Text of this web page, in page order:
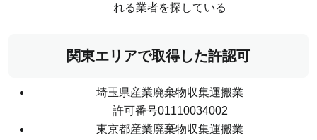
れる業者を探している
関東エリアで取得した許認可
埼玉県産業廃棄物収集運搬業
許可番号01110034002
東京都産業廃棄物収集運搬業